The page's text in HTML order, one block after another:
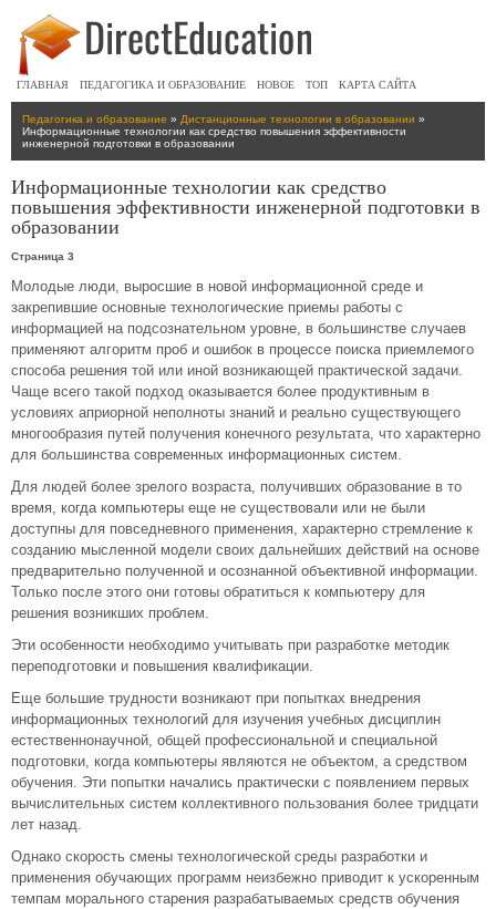
ГЛАВНАЯ ПЕДАГОГИКА И ОБРАЗОВАНИЕ НОВОЕ ТОП КАРТА САЙТА
Педагогика и образование » Дистанционные технологии в образовании »
Информационные технологии как средство повышения эффективности
инженерной подготовки в образовании
Информационные технологии как средство
повышения эффективности инженерной подготовки в
образовании
Страница 3
Молодые люди, выросшие в новой информационной среде и
закрепившие основные технологические приемы работы с
информацией на подсознательном уровне, в большинстве случаев
применяют алгоритм проб и ошибок в процессе поиска приемлемого
способа решения той или иной возникающей практической задачи.
Чаще всего такой подход оказывается более продуктивным в
условиях априорной неполноты знаний и реально существующего
многообразия путей получения конечного результата, что характерно
для большинства современных информационных систем.
Для людей более зрелого возраста, получивших образование в то
время, когда компьютеры еще не существовали или не были
доступны для повседневного применения, характерно стремление к
созданию мысленной модели своих дальнейших действий на основе
предварительно полученной и осознанной объективной информации.
Только после этого они готовы обратиться к компьютеру для
решения возникших проблем.
Эти особенности необходимо учитывать при разработке методик
переподготовки и повышения квалификации.
Еще большие трудности возникают при попытках внедрения
информационных технологий для изучения учебных дисциплин
естественнонаучной, общей профессиональной и специальной
подготовки, когда компьютеры являются не объектом, а средством
обучения. Эти попытки начались практически с появлением первых
вычислительных систем коллективного пользования более тридцати
лет назад.
Однако скорость смены технологической среды разработки и
применения обучающих программ неизбежно приводит к ускоренным
темпам морального старения разрабатываемых средств обучения